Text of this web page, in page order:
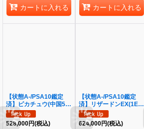
カートに入れる カートに入れる
【状態A-/PSA10鑑定
済】ピカチュウ(中国5周
年)《-》{153/SV-P}[-]
528,000円(税込)
【状態A-/PSA10鑑定
済】リザードンEX(1ED)
《SR》{090/087}[その
他]
624,000円(税込)